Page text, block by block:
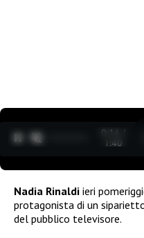
0:15 /
1:40
Nadia Rinaldi ieri
protagonista di un
del pubblico televisore.